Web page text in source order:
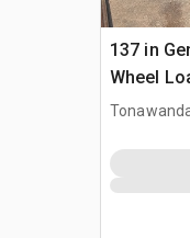
137 in
Wheel